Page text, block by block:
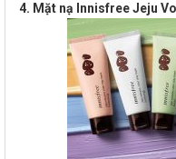
4. Mặt nạ Innisfree Jeju